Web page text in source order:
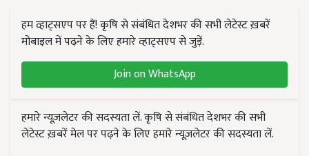
हम व्हाट्सएप पर हैं! कृषि से संबंधित देशभर की सभी लेटेस्ट ख़बरें
मोबाइल में पढ़ने के लिए हमारे व्हाट्सएप से जुड़ें.
Join on WhatsApp
हमारे न्यूज़लेटर की सदस्यता लें. कृषि से संबंधित देशभर की सभी
लेटेस्ट ख़बरें मेल पर पढ़ने के लिए हमारे न्यूज़लेटर की सदस्यता लें.